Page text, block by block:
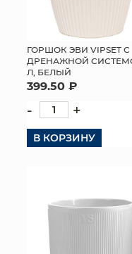
ГОРШОК ЭВИ VIPSET С
ДРЕНАЖНОЙ
Л, БЕЛЫЙ
399.50 ₽
- +
В КОРЗИНУ